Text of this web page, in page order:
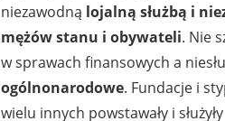
niezawodną lojalną służbą i
mężów stanu i obywateli. Nie
w sprawach finansowych a
ogólnonarodowe. Fundacje i
wielu innych powstawały i